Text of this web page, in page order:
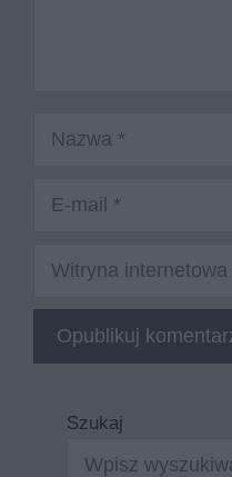
Witryna
internetowa
Szukaj